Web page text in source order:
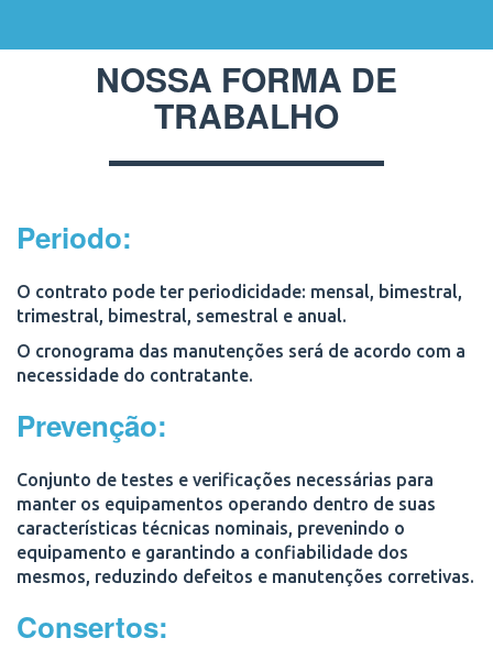
NOSSA FORMA DE
TRABALHO
Periodo:
O contrato pode ter periodicidade: mensal, bimestral,
trimestral, bimestral, semestral e anual.
O cronograma das manutenções será de acordo com a
necessidade do contratante.
Prevenção:
Conjunto de testes e verificações necessárias para
manter os equipamentos operando dentro de suas
características técnicas nominais, prevenindo o
equipamento e garantindo a confiabilidade dos
mesmos, reduzindo defeitos e manutenções corretivas.
Consertos: